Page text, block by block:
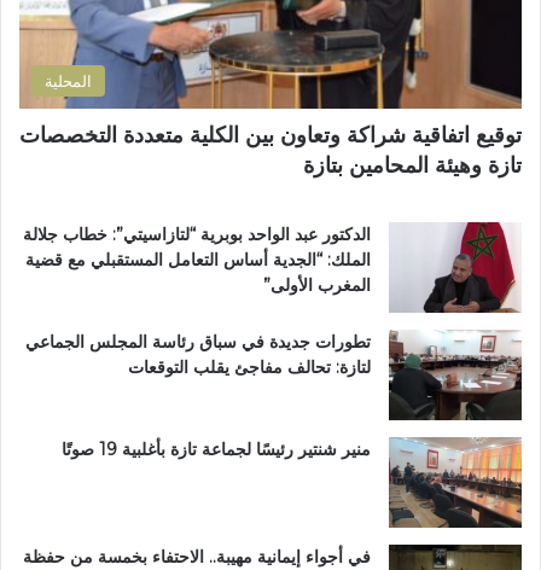
ا
ل
إ
ق
ل
ي
م
ة
المحلية
توقيع اتفاقية شراكة وتعاون بين الكلية متعددة التخصصات
تازة وهيئة المحامين بتازة
الدكتور عبد الواحد بوبرية “لتازاسيتي”: خطاب جلالة
الملك: “الجدية أساس التعامل المستقبلي مع قضية
المغرب الأولى”
تطورات جديدة في سباق رئاسة المجلس الجماعي
لتازة: تحالف مفاجئ يقلب التوقعات
منير شنتير رئيسًا لجماعة تازة بأغلبية 19 صوتًا
في أجواء إيمانية مهيبة.. الاحتفاء بخمسة من حفظة